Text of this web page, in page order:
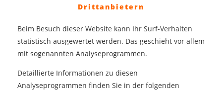
Dritt­anbietern
Beim Besuch dieser Website kann Ihr Surf-Verhalten
statistisch ausgewertet werden. Das geschieht vor allem
mit sogenannten Analyseprogrammen.
Detaillierte Informationen zu diesen
Analyseprogrammen finden Sie in der folgenden